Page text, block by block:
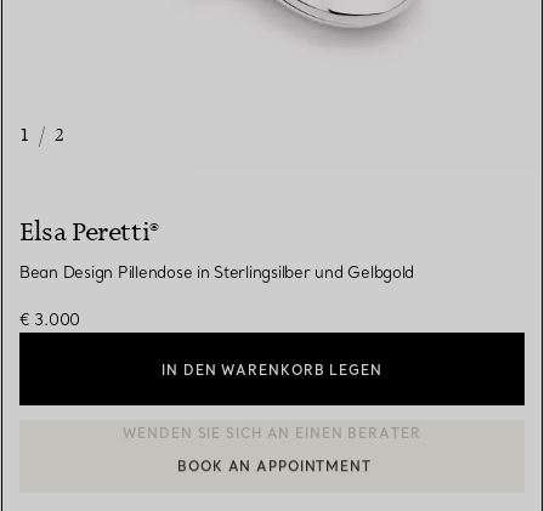
1 / 2
Elsa Peretti®
Bean Design Pillendose in Sterlingsilber und Gelbgold
€ 3.000
IN DEN WARENKORB LEGEN
EINEN KUNDENBERATER KONTAKTIEREN ODER EINEN
BOOK AN APPOINTMENT